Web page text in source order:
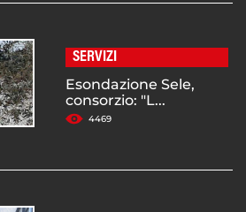
SERVIZI
Esondazione Sele,
consorzio: "L...
4469